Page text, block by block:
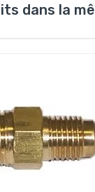
dans la